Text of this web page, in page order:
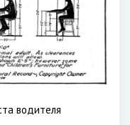
водителя